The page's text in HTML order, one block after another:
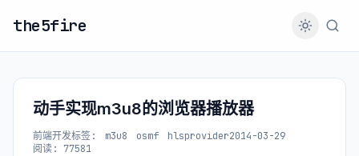
the5fire
动手实现m3u8的浏览器播放器
前端开发标签: m3u8 osmf hlsprovider2014-03-29
阅读: 77581